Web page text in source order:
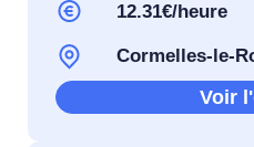
12.31€/heure
Cormelles-le-
Voir